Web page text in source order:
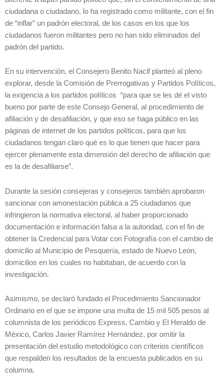
ciudadana o ciudadano, lo ha registrado como militante, con el fin
de “inflar” un padrón electoral, de los casos en los que los
ciudadanos fueron militantes pero no han sido eliminados del
padrón del partido.
En su intervención, el Consejero Benito Nacif planteó al pleno
explorar, desde la Comisión de Prerrogativas y Partidos Políticos,
la exigencia a los partidos políticos “para que se les dé el visto
bueno por parte de este Consejo General, al procedimiento de
afiliación y de desafiliación, y que eso se haga público en las
páginas de internet de los partidos políticos, para que los
ciudadanos tengan claro qué es lo que tienen que hacer para
ejercer plenamente esta dimensión del derecho de afiliación que
es la de desafiliarse”.
Durante la sesión consejeras y consejeros también aprobaron
sancionar con amonestación pública a 25 ciudadanos que
infringieron la normativa electoral, al haber proporcionado
documentación e información falsa a la autoridad, con el fin de
obtener la Credencial para Votar con Fotografía con el cambio de
domicilio al Municipio de Pesquería, estado de Nuevo León,
domicilios en los cuales no habitaban, de acuerdo con la
investigación.
Asimismo, se declaró fundado el Procedimiento Sancionador
Ordinario en el que se impone una multa de 15 mil 505 pesos al
columnista de los periódicos Express, Cambio y El Heraldo de
México, Carlos Javier Ramírez Hernández, por omitir la
presentación del estudio metodológico con criterios científicos
que respalden los resultados de la encuesta publicados en su
columna.